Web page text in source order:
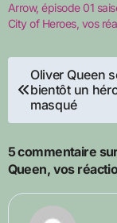
Arrow, épisode 01
City of Heroes, vos
Navigation
de
l’article
Oliver Queen
bientôt un
masqué
5 commentaire
Queen, vos